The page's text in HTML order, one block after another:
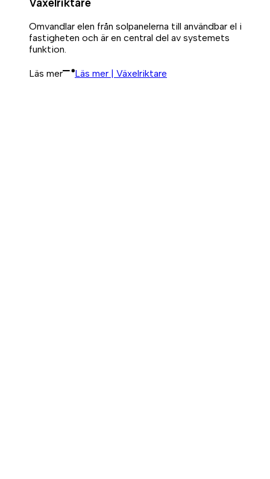
Omvandlar elen från solpanelerna till användbar el i
fastigheten och är en central del av systemets
funktion.
Läs mer Läs mer | Växelriktare